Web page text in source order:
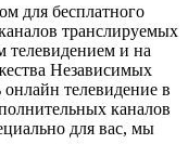
для бесплатного
транслируемых
телевидением и на
Независимых
телевидение в
каналов
для вас, мы